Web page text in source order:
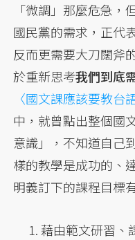
「微調」那麼危急
國民黨的需求，正代
反而更需要大刀闊斧
於重新思考我們到底
〈國文課應該要教
中，就曾點出整個國
意識」，不知道自己
樣的教學是成功的、
明義訂下的課程目標
藉由範文研習、